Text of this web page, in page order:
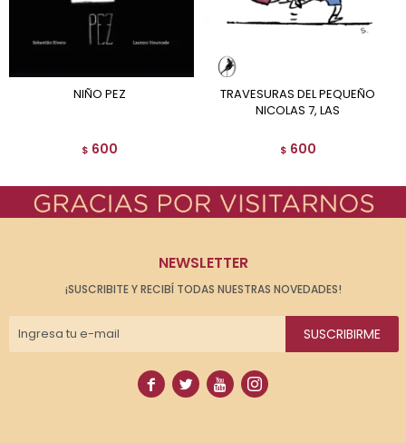
NIÑO PEZ
$ 600
TRAVESURAS DEL PEQUEÑO
NICOLAS 7, LAS
$ 600
NEWSLETTER
¡SUSCRIBITE Y RECIBÍ TODAS NUESTRAS NOVEDADES!
SUSCRIBIRME
   